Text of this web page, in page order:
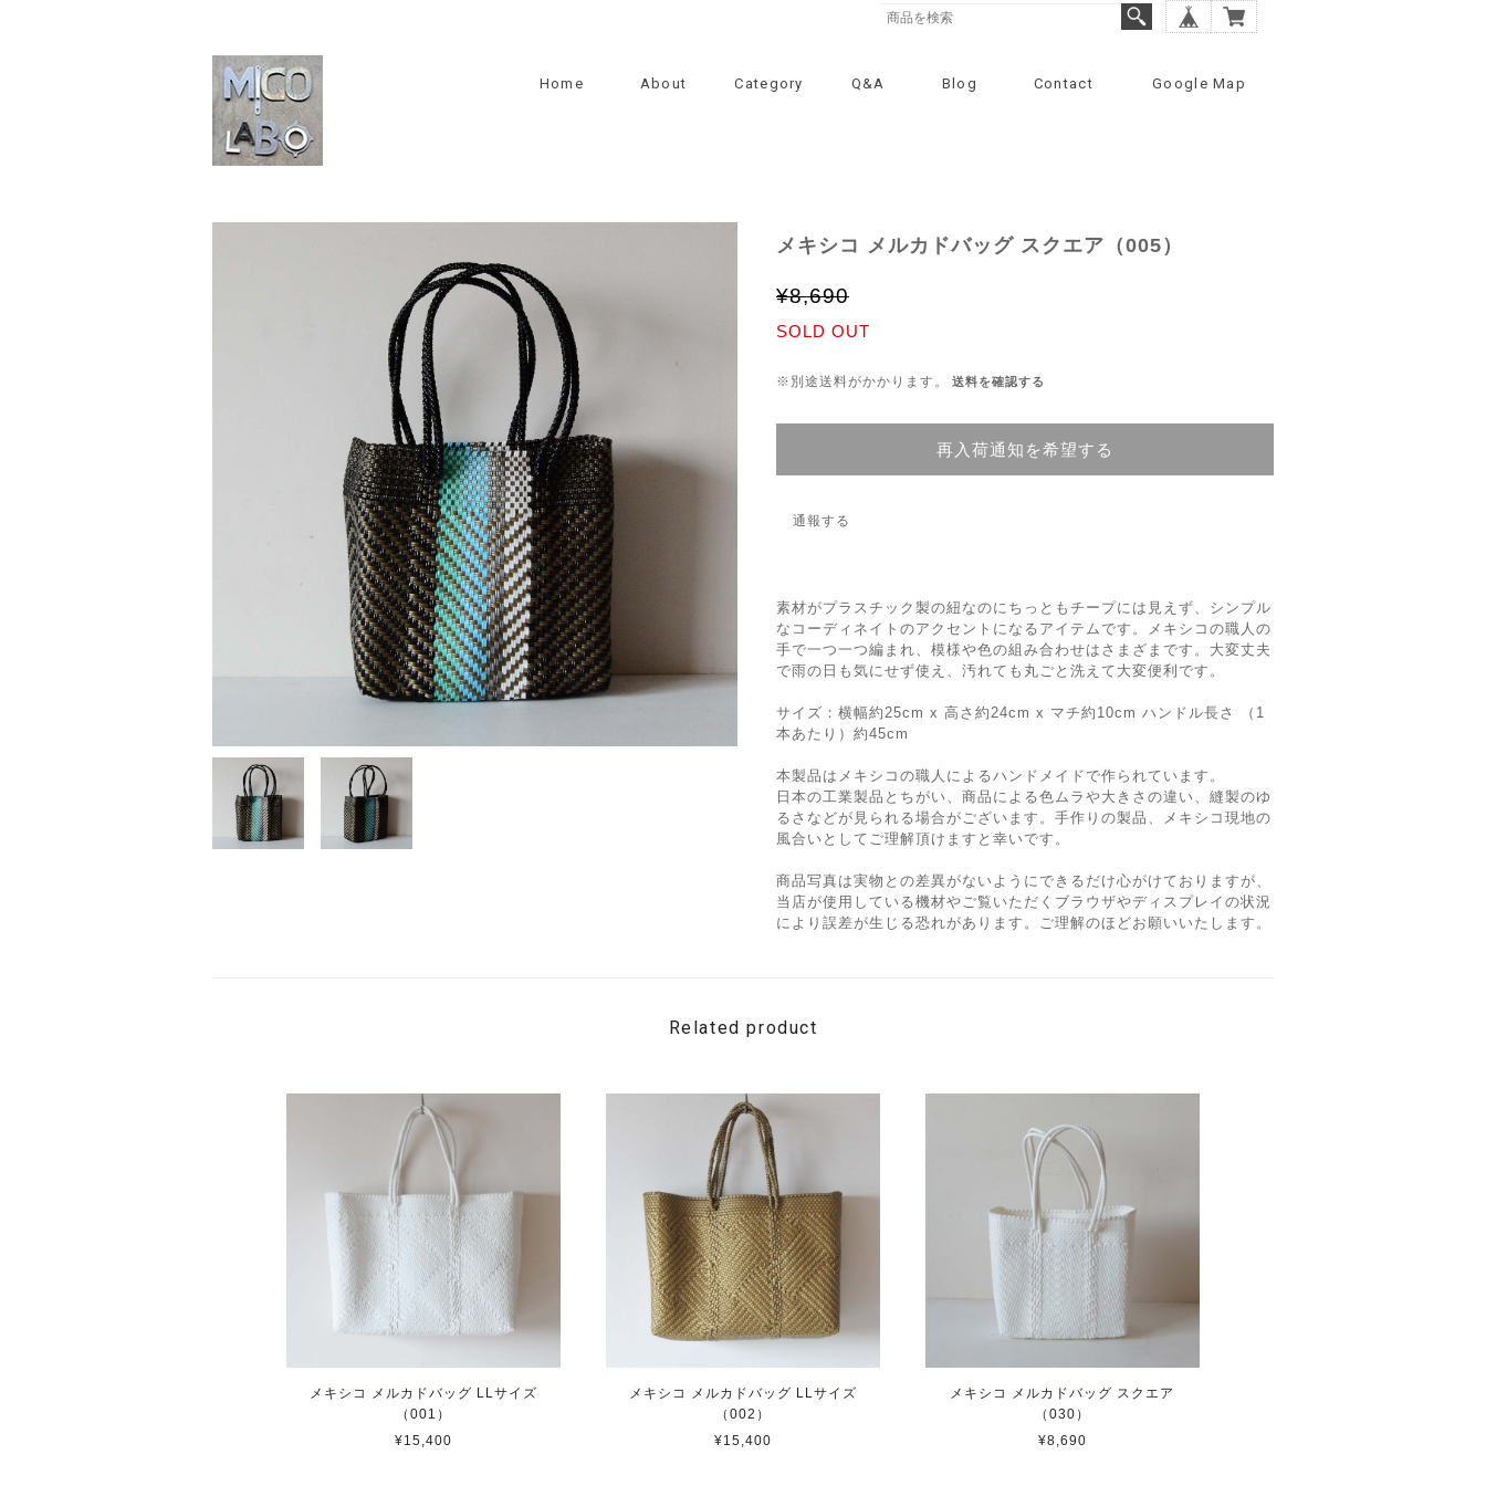
Home About Category Q&A Blog Contact Google Map
メキシコ メルカドバッグ スクエア（005）
¥8,690
SOLD OUT
※別途送料がかかります。 送料を確認する
再入荷通知を希望する
通報する
素材がプラスチック製の紐なのにちっともチープには見えず、シンプル
なコーディネイトのアクセントになるアイテムです。メキシコの職人の
手で一つ一つ編まれ、模様や色の組み合わせはさまざまです。大変丈夫
で雨の日も気にせず使え、汚れても丸ごと洗えて大変便利です。
サイズ：横幅約25cm x 高さ約24cm x マチ約10cm ハンドル長さ （1
本あたり）約45cm
本製品はメキシコの職人によるハンドメイドで作られています。
日本の工業製品とちがい、商品による色ムラや大きさの違い、縫製のゆ
るさなどが見られる場合がございます。手作りの製品、メキシコ現地の
風合いとしてご理解頂けますと幸いです。
商品写真は実物との差異がないようにできるだけ心がけておりますが、
当店が使用している機材やご覧いただくブラウザやディスプレイの状況
により誤差が生じる恐れがあります。ご理解のほどお願いいたします。
Related product
メキシコ メルカドバッグ LLサイズ
（001）
¥15,400
メキシコ メルカドバッグ LLサイズ
（002）
¥15,400
メキシコ メルカドバッグ スクエア
（030）
¥8,690